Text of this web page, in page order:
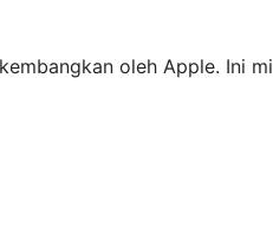
oleh Apple. Ini